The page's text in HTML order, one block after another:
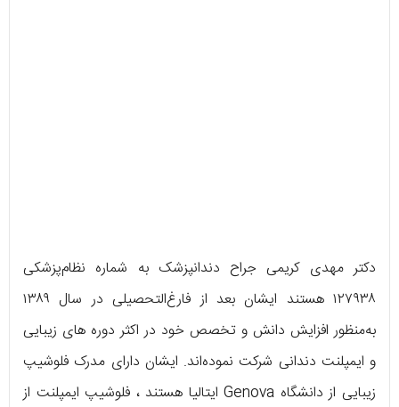
دکتر مهدی کریمی جراح دندانپزشک به شماره نظام‌پزشکی
۱۲۷۹۳۸ هستند ایشان بعد از فارغ‌التحصیلی در سال ۱۳۸۹
به‌منظور افزایش دانش و تخصص خود در اکثر دوره های زیبایی
و ایمپلنت دندانی شرکت نموده‌اند. ایشان دارای مدرک فلوشیپ
زیبایی از دانشگاه Genova ایتالیا هستند ، فلوشیپ ایمپلنت از